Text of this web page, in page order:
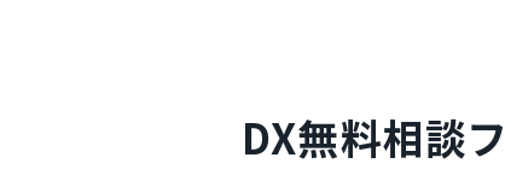
DX無料相談